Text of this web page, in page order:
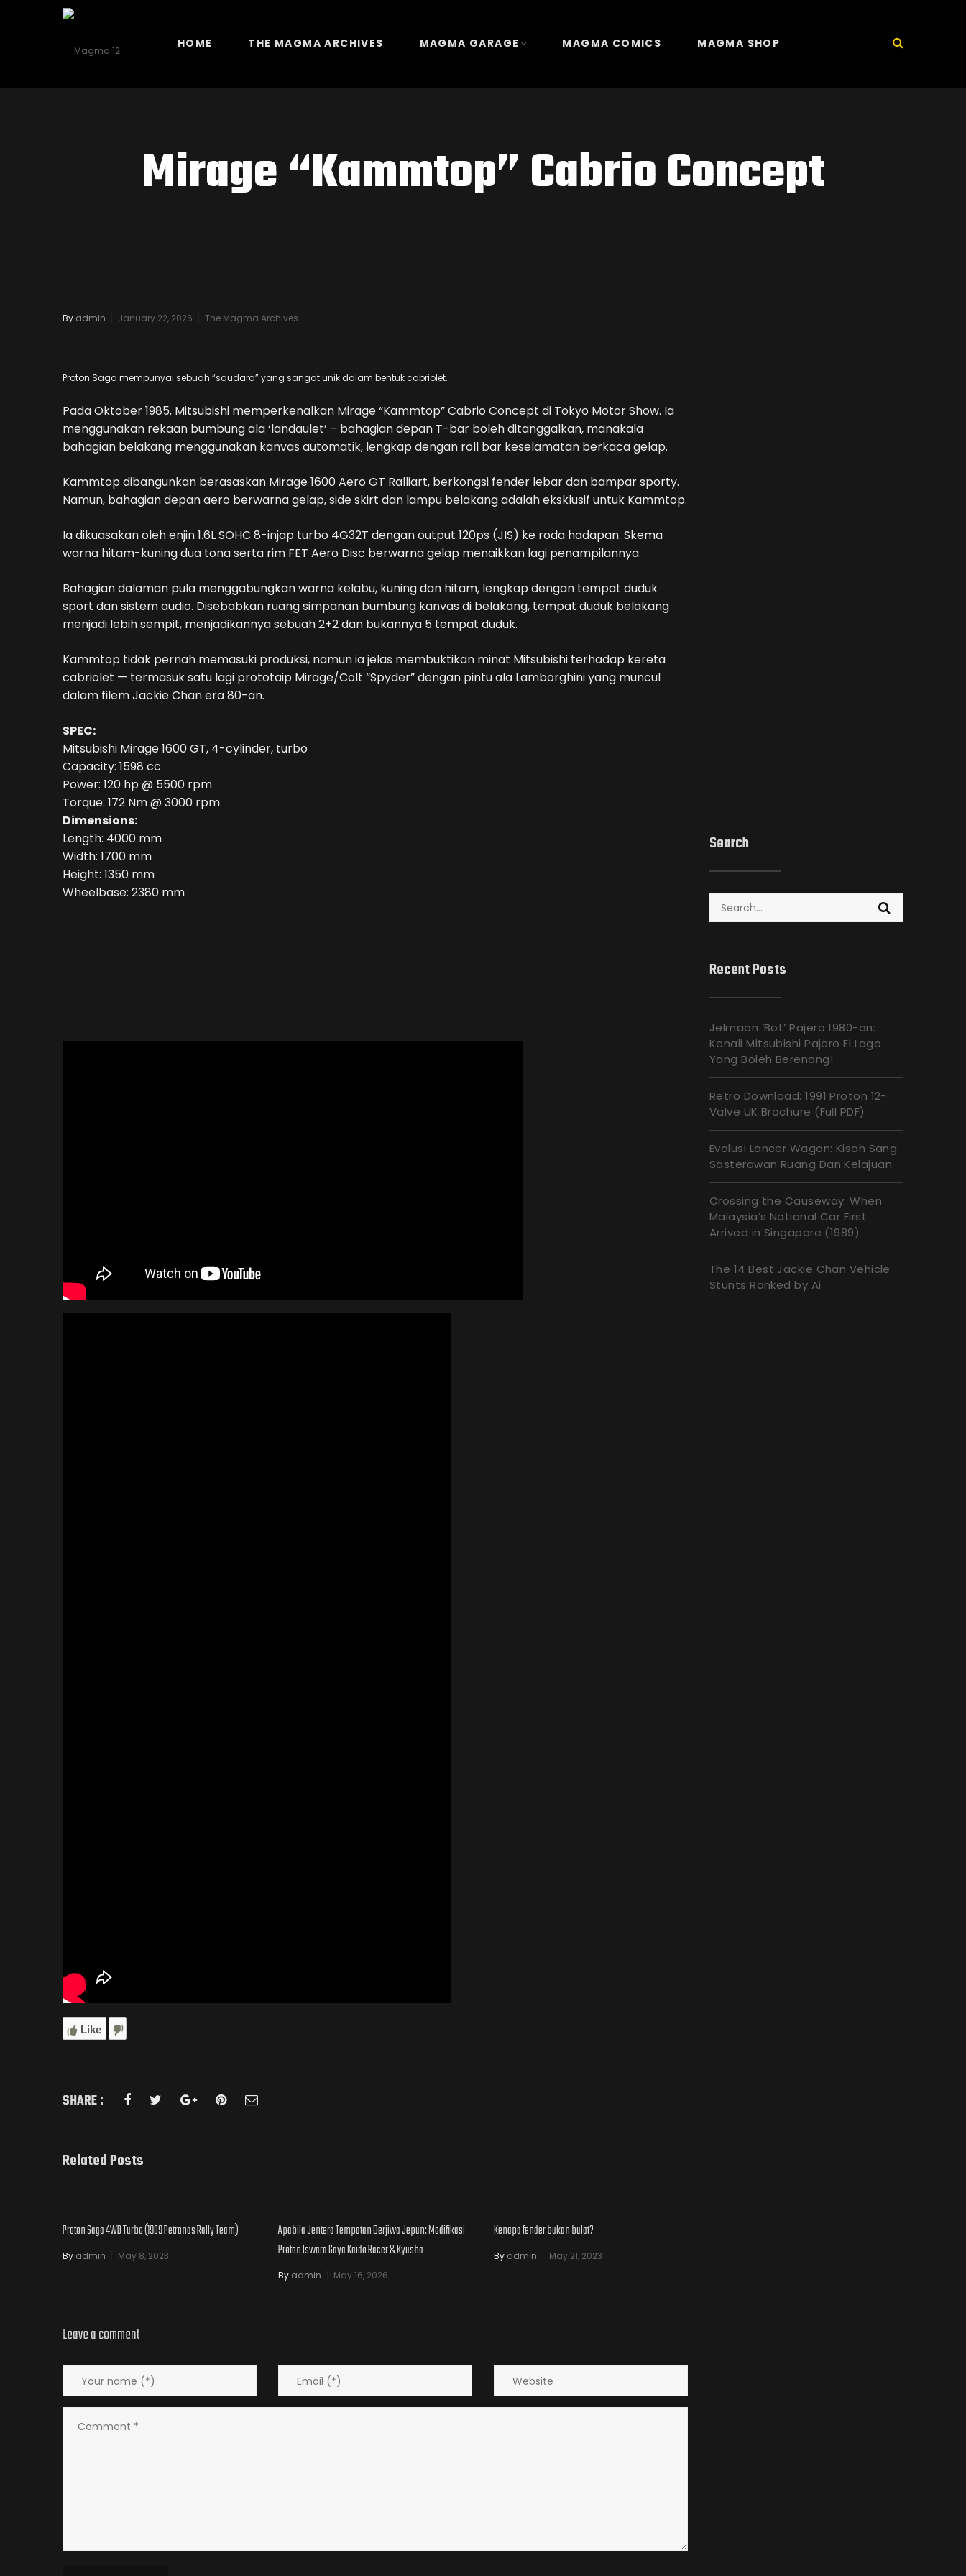
HOME THE MAGMA ARCHIVES MAGMA GARAGE MAGMA COMICS MAGMA SHOP
Mirage “Kammtop” Cabrio Concept
By admin January 22, 2026 The Magma Archives
Proton Saga mempunyai sebuah “saudara” yang sangat unik dalam bentuk cabriolet.
Pada Oktober 1985, Mitsubishi memperkenalkan Mirage “Kammtop” Cabrio Concept di Tokyo Motor Show. Ia
menggunakan rekaan bumbung ala ‘landaulet’ – bahagian depan T-bar boleh ditanggalkan, manakala
bahagian belakang menggunakan kanvas automatik, lengkap dengan roll bar keselamatan berkaca gelap.
Kammtop dibangunkan berasaskan Mirage 1600 Aero GT Ralliart, berkongsi fender lebar dan bampar sporty.
Namun, bahagian depan aero berwarna gelap, side skirt dan lampu belakang adalah eksklusif untuk Kammtop.
Ia dikuasakan oleh enjin 1.6L SOHC 8-injap turbo 4G32T dengan output 120ps (JIS) ke roda hadapan. Skema
warna hitam-kuning dua tona serta rim FET Aero Disc berwarna gelap menaikkan lagi penampilannya.
Bahagian dalaman pula menggabungkan warna kelabu, kuning dan hitam, lengkap dengan tempat duduk
sport dan sistem audio. Disebabkan ruang simpanan bumbung kanvas di belakang, tempat duduk belakang
menjadi lebih sempit, menjadikannya sebuah 2+2 dan bukannya 5 tempat duduk.
Kammtop tidak pernah memasuki produksi, namun ia jelas membuktikan minat Mitsubishi terhadap kereta
cabriolet — termasuk satu lagi prototaip Mirage/Colt “Spyder” dengan pintu ala Lamborghini yang muncul
dalam filem Jackie Chan era 80-an.
SPEC:
Mitsubishi Mirage 1600 GT, 4-cylinder, turbo
Capacity: 1598 cc
Power: 120 hp @ 5500 rpm
Torque: 172 Nm @ 3000 rpm
Dimensions:
Length: 4000 mm
Width: 1700 mm
Height: 1350 mm
Wheelbase: 2380 mm
Like
SHARE :
Related Posts
Proton Saga 4WD Turbo (1989 Petronas Rally Team)
By admin May 8, 2023
Apabila Jentera Tempatan Berjiwa Jepun: Modifikasi
Proton Iswara Gaya Kaido Racer & Kyusha
By admin May 16, 2026
Kenapa fender bukan bulat?
By admin May 21, 2023
Leave a comment
Search
Recent Posts
Jelmaan ‘Bot’ Pajero 1980-an:
Kenali Mitsubishi Pajero El Lago
Yang Boleh Berenang!
Retro Download: 1991 Proton 12-
Valve UK Brochure (Full PDF)
Evolusi Lancer Wagon: Kisah Sang
Sasterawan Ruang Dan Kelajuan
Crossing the Causeway: When
Malaysia’s National Car First
Arrived in Singapore (1989)
The 14 Best Jackie Chan Vehicle
Stunts Ranked by Ai